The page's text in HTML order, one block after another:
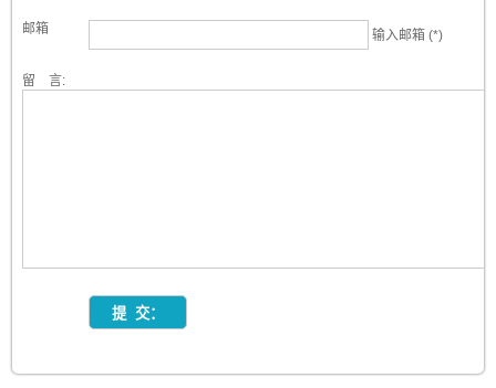
邮箱 输入邮箱 (*)
留 言: